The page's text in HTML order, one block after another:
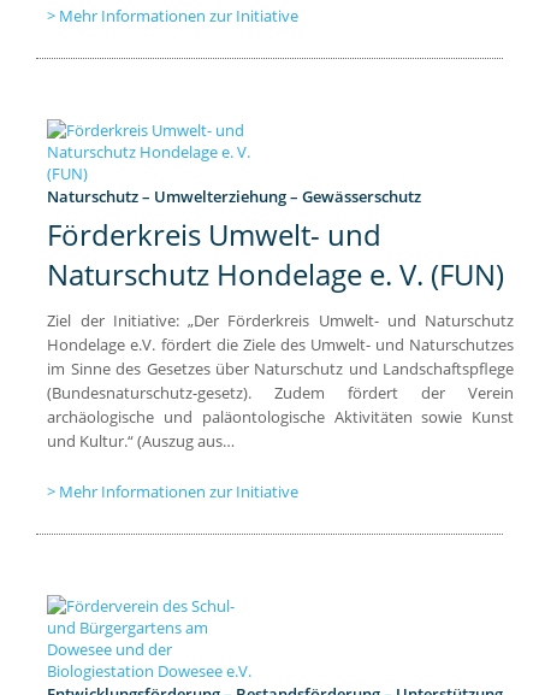
Mehr Informationen zur Initiative
Naturschutz – Umwelterziehung – Gewässerschutz
Förderkreis Umwelt- und
Naturschutz Hondelage e. V. (FUN)
Ziel der Initiative: „Der Förderkreis Umwelt- und Naturschutz
Hondelage e.V. fördert die Ziele des Umwelt- und Naturschutzes
im Sinne des Gesetzes über Naturschutz und Landschaftspflege
(Bundesnaturschutz-gesetz). Zudem fördert der Verein
archäologische und paläontologische Aktivitäten sowie Kunst
und Kultur.“ (Auszug aus…
Mehr Informationen zur Initiative